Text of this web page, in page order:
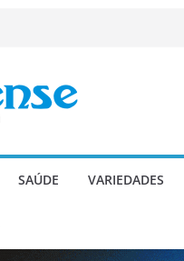
SAÚDE VARIEDADES